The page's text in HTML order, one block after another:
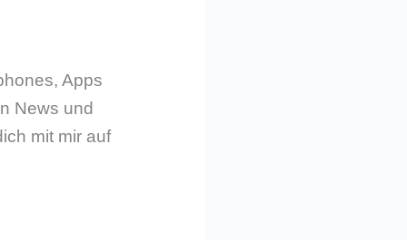
Apps
News und
mit mir auf